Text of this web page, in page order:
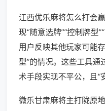
江西优乐麻将怎么打会
现“随意选牌”“控制牌型
用户反映其他玩家可能
型”的情况。这些工具通
术手段实现不平公，且“
微乐甘肃麻将主打陇原